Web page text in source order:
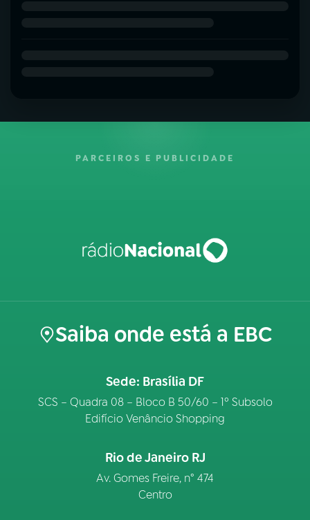
PARCEIROS E PUBLICIDADE
Saiba onde está a EBC
Sede: Brasília DF
SCS – Quadra 08 – Bloco B 50/60 – 1º Subsolo
Edifício Venâncio Shopping
Rio de Janeiro RJ
Av. Gomes Freire, n° 474
Centro